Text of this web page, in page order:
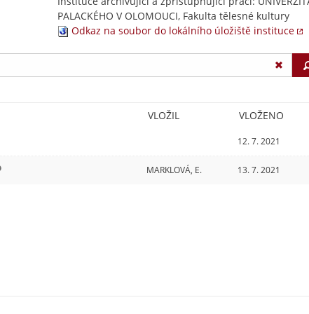
PALACKÉHO V OLOMOUCI, Fakulta tělesné kultury
Odkaz na soubor do lokálního úložiště instituce
VLOŽIL VLOŽENO
12. 7. 2021
MARKLOVÁ, E. 13. 7. 2021